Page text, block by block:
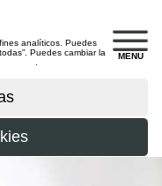
MENU
analíticos. Puedes
Puedes cambiar la